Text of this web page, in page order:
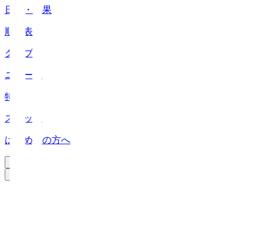
日程・結果
順位表
クラブ
ニュース
特集
スタッツ
はじめての方へ